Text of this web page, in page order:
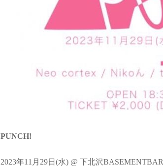
PUNCH!
2023年11月29日(水) @ 下北沢BASEMENTBAR